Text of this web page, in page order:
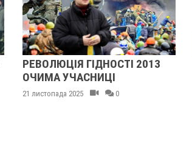
РЕВОЛЮЦІЯ ГІДНОСТІ 2013
ОЧИМА УЧАСНИЦІ
21 листопада 2025 0